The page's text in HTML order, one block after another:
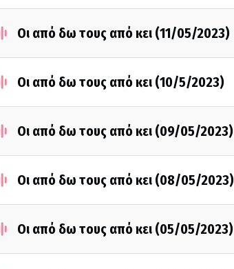
Οι από δω τους από κει (11/05/2023)
Οι από δω τους από κει (10/5/2023)
Οι από δω τους από κει (09/05/2023)
Οι από δω τους από κει (08/05/2023)
Οι από δω τους από κει (05/05/2023)